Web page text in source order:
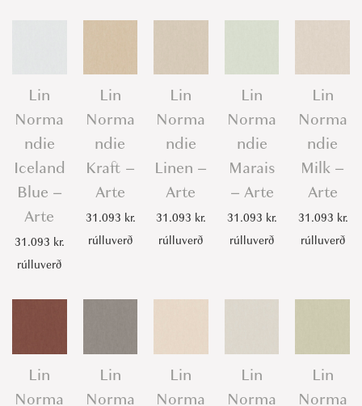
Lin
Norma
ndie
Iceland
Blue –
Arte
31.093 kr.
rúlluverð
Lin
Norma
ndie
Kraft –
Arte
31.093 kr.
rúlluverð
Lin
Norma
ndie
Linen –
Arte
31.093 kr.
rúlluverð
Lin
Norma
ndie
Marais
– Arte
31.093 kr.
rúlluverð
Lin
Norma
ndie
Milk –
Arte
31.093 kr.
rúlluverð
Lin
Norma
Lin
Norma
Lin
Norma
Lin
Norma
Lin
Norma